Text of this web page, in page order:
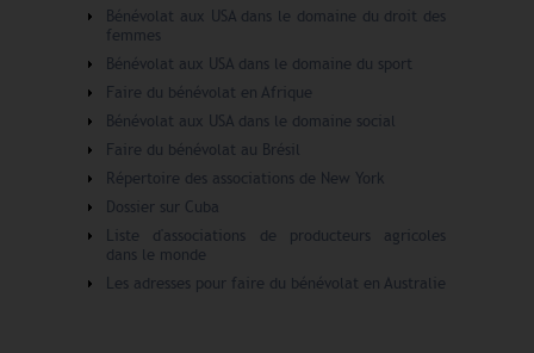
Bénévolat aux USA dans le domaine du droit des
femmes
Bénévolat aux USA dans le domaine du sport
Faire du bénévolat en Afrique
Bénévolat aux USA dans le domaine social
Faire du bénévolat au Brésil
Répertoire des associations de New York
Dossier sur Cuba
Liste d'associations de producteurs agricoles
dans le monde
Les adresses pour faire du bénévolat en Australie